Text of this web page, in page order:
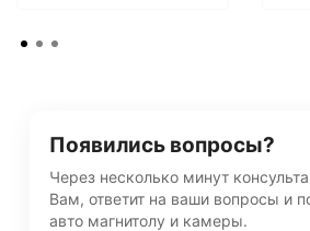
Появились вопросы?
Через несколько минут
Вам, ответит на ваши вопросы и
авто магнитолу и камеры.